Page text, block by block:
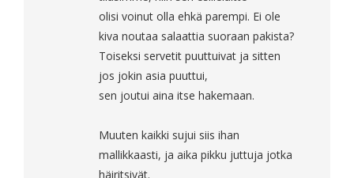
olisi voinut olla ehkä parempi. Ei ole
kiva noutaa salaattia suoraan pakista?
Toiseksi servetit puuttuivat ja sitten
jos jokin asia puuttui,
sen joutui aina itse hakemaan.
Muuten kaikki sujui siis ihan
mallikkaasti, ja aika pikku juttuja jotka
häiritsivät.